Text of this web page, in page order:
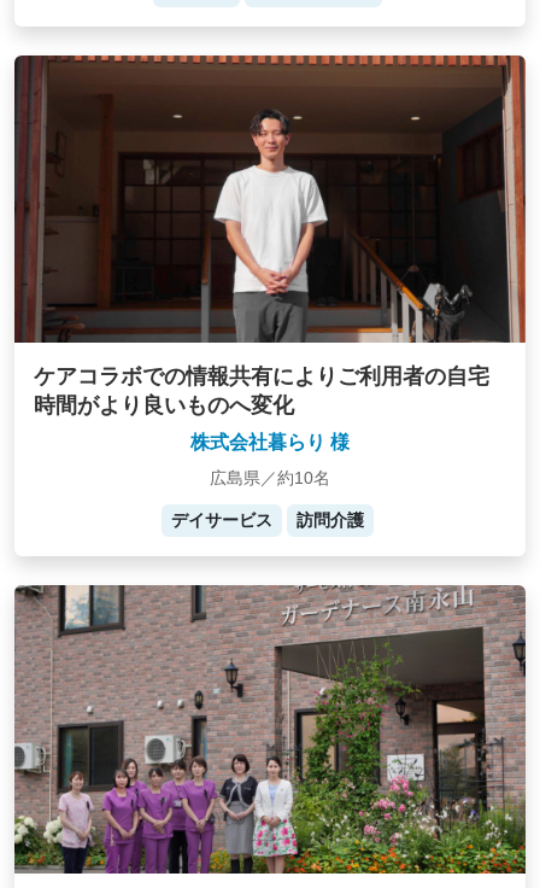
ケアコラボでの情報共有によりご利用者の自宅
時間がより良いものへ変化
株式会社暮らり 様
広島県／約10名
デイサービス 訪問介護